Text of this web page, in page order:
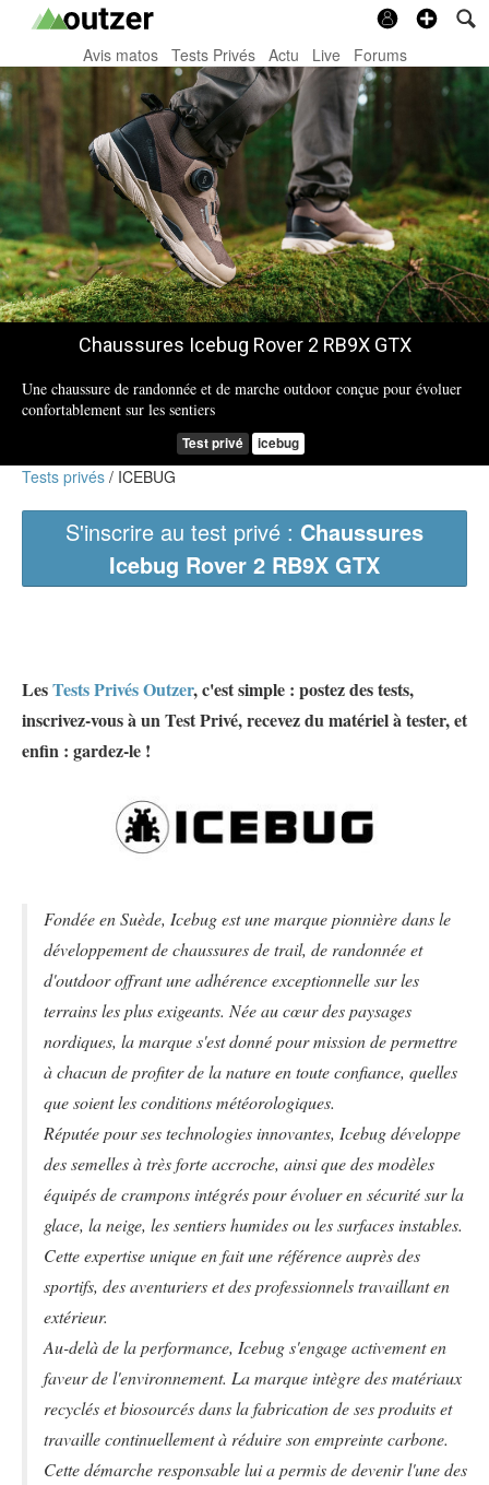
Avis matos Tests Privés Actu Live Forums
Chaussures Icebug Rover 2 RB9X GTX
Une chaussure de randonnée et de marche outdoor conçue pour évoluer
confortablement sur les sentiers
Test privé icebug
Tests privés ICEBUG
S'inscrire au test privé : Chaussures
Icebug Rover 2 RB9X GTX
LesTests Privés Outzer, c'est simple : postez des tests,
inscrivez-vous à un Test Privé, recevez du matériel à tester, et
enfin : gardez-le !
Fondée en Suède, Icebug est une marque pionnière dans le
développement de chaussures de trail, de randonnée et
d'outdoor offrant une adhérence exceptionnelle sur les
terrains les plus exigeants. Née au cœur des paysages
nordiques, la marque s'est donné pour mission de permettre
à chacun de profiter de la nature en toute confiance, quelles
que soient les conditions météorologiques.
Réputée pour ses technologies innovantes, Icebug développe
des semelles à très forte accroche, ainsi que des modèles
équipés de crampons intégrés pour évoluer en sécurité sur la
glace, la neige, les sentiers humides ou les surfaces instables.
Cette expertise unique en fait une référence auprès des
sportifs, des aventuriers et des professionnels travaillant en
extérieur.
Au-delà de la performance, Icebug s'engage activement en
faveur de l'environnement. La marque intègre des matériaux
recyclés et biosourcés dans la fabrication de ses produits et
travaille continuellement à réduire son empreinte carbone.
Cette démarche responsable lui a permis de devenir l'une des